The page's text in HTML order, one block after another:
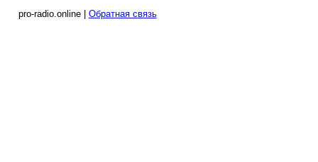
pro-radio.online | Обратная связь